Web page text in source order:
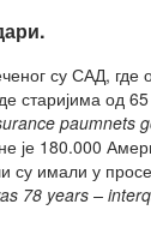
су САД, где
старијима од
paumnets
је 180.000
су имали у
78 years –